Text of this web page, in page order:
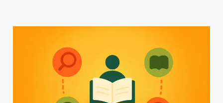
smartare och lär dig
fortare
lärande